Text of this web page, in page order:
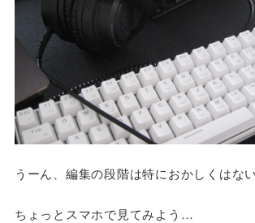
うーん、編集の段階は特におかしくはな
ちょっとスマホで見てみよう…